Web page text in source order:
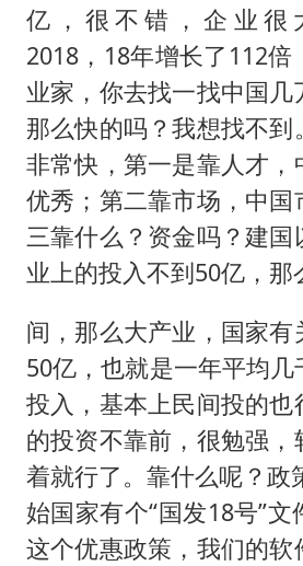
亿，很不错，企业很
2018，18年增长了112倍
业家，你去找一找中国几
那么快的吗？我想找不到
非常快，第一是靠人才，
优秀；第二靠市场，中国
三靠什么？资金吗？建
业上的投入不到50亿，那
间，那么大产业，国家有
50亿，也就是一年平均
投入，基本上民间投的也
的投资不靠前，很勉强
着就行了。靠什么呢？政
始国家有个“国发18号”
这个优惠政策，我们的软